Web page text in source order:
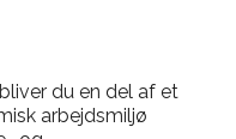
du en del af et
arbejdsmiljø